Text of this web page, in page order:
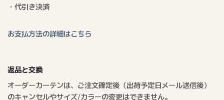
・代引き決済
お支払方法の詳細はこちら
返品と交換
オーダーカーテンは、ご注文確定後（出荷予定日メール送信後）
のキャンセルやサイズ/カラーの変更はできません。